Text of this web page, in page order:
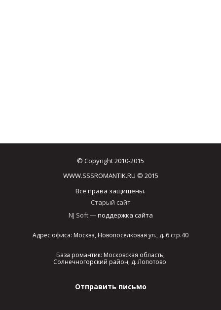
© Copyright 2010-2015
WWW.SSSROMANTIK.RU © 2015
Все права защищены.
Старый сайт
NJ Soft— поддержка сайта
Адрес офиса: Москва, Новопоселковая ул., д. 6 стр.40
База романтик: Московская область,
Солнечногорский район, д. Лопотово
Отправить письмо